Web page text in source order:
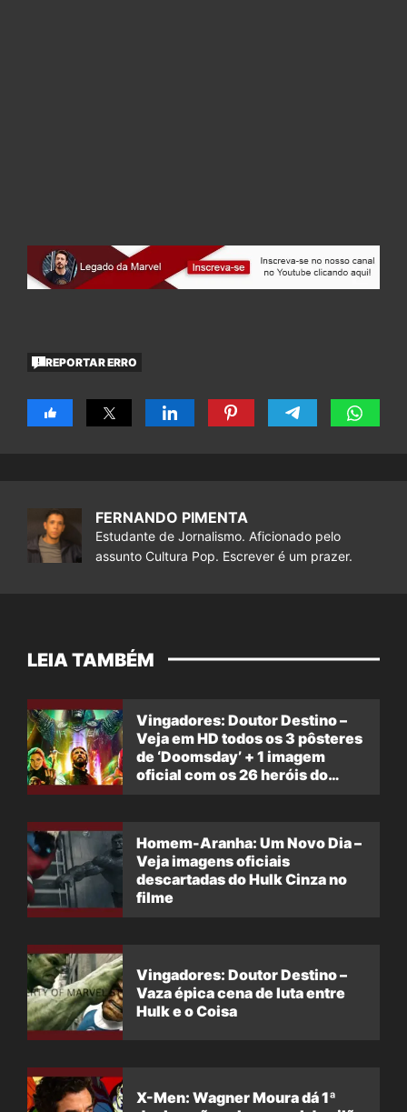
REPORTAR ERRO
FERNANDO PIMENTA
Estudante de Jornalismo. Aficionado pelo
assunto Cultura Pop. Escrever é um prazer.
LEIA TAMBÉM
Vingadores: Doutor Destino –
Veja em HD todos os 3 pôsteres
de ‘Doomsday’ + 1 imagem
oficial com os 26 heróis do
Homem-Aranha: Um Novo Dia –
Veja imagens oficiais
descartadas do Hulk Cinza no
filme
Vingadores: Doutor Destino –
Vaza épica cena de luta entre
Hulk e o Coisa
X-Men: Wagner Moura dá 1ª